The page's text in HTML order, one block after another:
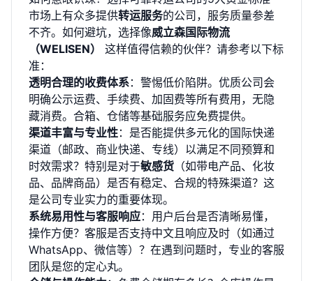
市场上有众多提供转运服务的公司，服务质量参差
不齐。如何避坑，选择像威立森国际物流
（WELISEN）
这样值得信赖的伙伴？请参考以下标
准：
透明合理的收费体系：警惕低价陷阱。优质公司会
明确公示运费、手续费、加固费等所有费用，无隐
藏消费。合箱、仓储等基础服务应免费提供。
渠道丰富与专业性：是否能提供多元化的国际快递
渠道（邮政、商业快递、专线）以满足不同预算和
时效需求？特别是对于敏感货 （如带电产品、化妆
品、品牌商品）是否有稳定、合规的特殊渠道？这
是公司专业实力的重要体现。
系统易用性与客服响应：用户后台是否清晰易懂，
操作方便？客服是否支持中文且响应及时（如通过
WhatsApp、微信等）？在遇到问题时，专业的客服
团队是您的定心丸。